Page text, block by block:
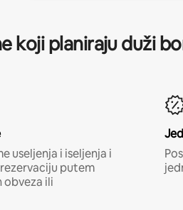
koji planiraju duži
useljenja i iseljenja i
putem
ili